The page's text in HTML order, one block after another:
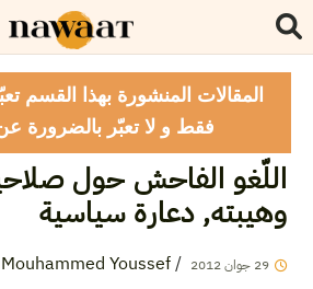
المقالات المنشورة بهذا القسم
فقط و لا تعبّر بالضرورة
اللّغو الفاحش حول
وهيبته, دعارة سياسية
29 جوان2012
/
Mouhammed Youssef